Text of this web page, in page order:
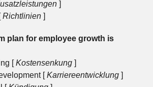
]
Richtlinien]
plan for employee growth is
[Kostensenkung]
[Karriereentwicklung]